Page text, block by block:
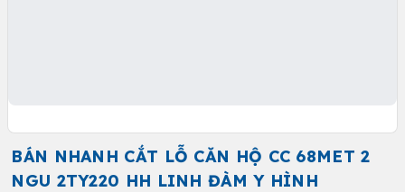
BÁN NHANH CẮT LỖ CĂN HỘ CC 68MET 2
NGU 2TY220 HH LINH ĐÀM Y HÌNH